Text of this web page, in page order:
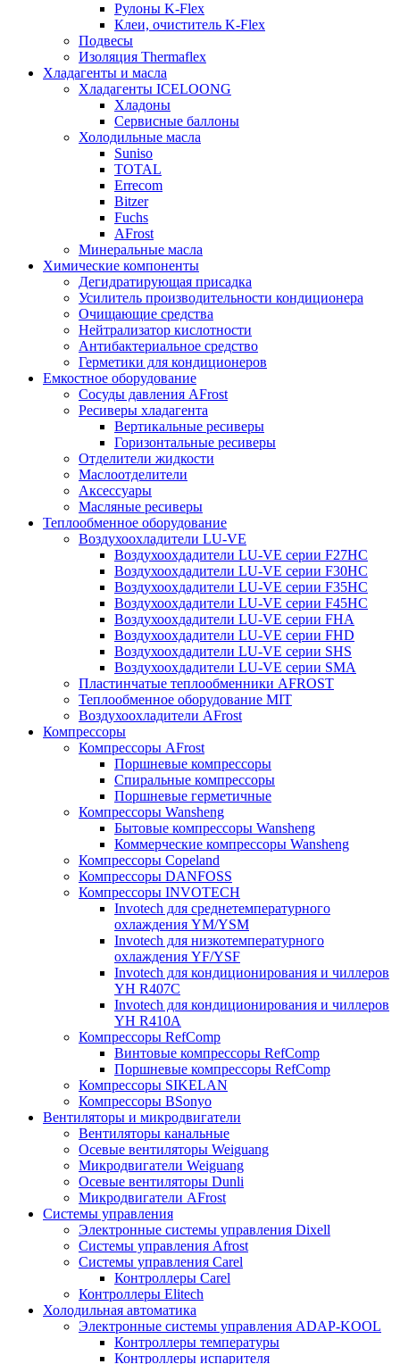
Рулоны K-Flex
Клеи, очиститель K-Flex
Подвесы
Изоляция Thermaflex
Хладагенты и масла
Хладагенты ICELOONG
Хладоны
Сервисные баллоны
Холодильные масла
Suniso
TOTAL
Errecom
Bitzer
Fuchs
AFrost
Минеральные масла
Химические компоненты
Дегидратирующая присадка
Усилитель производительности кондиционера
Очищающие средства
Нейтрализатор кислотности
Антибактериальное средство
Герметики для кондиционеров
Емкостное оборудование
Сосуды давления AFrost
Ресиверы хладагента
Вертикальные ресиверы
Горизонтальные ресиверы
Отделители жидкости
Маслоотделители
Аксессуары
Масляные ресиверы
Теплообменное оборудование
Воздухоохладители LU-VE
Воздухоохдадители LU-VE серии F27HC
Воздухоохдадители LU-VE серии F30HC
Воздухоохдадители LU-VE серии F35HC
Воздухоохдадители LU-VE серии F45HC
Воздухоохдадители LU-VE серии FHA
Воздухоохдадители LU-VE серии FHD
Воздухоохдадители LU-VE серии SHS
Воздухоохдадители LU-VE серии SMA
Пластинчатые теплообменники AFROST
Теплообменное оборудование MIT
Воздухоохладители AFrost
Компрессоры
Компрессоры AFrost
Поршневые компрессоры
Спиральные компрессоры
Поршневые герметичные
Компрессоры Wansheng
Бытовые компрессоры Wansheng
Коммерческие компрессоры Wansheng
Компрессоры Copeland
Компрессоры DANFOSS
Компрессоры INVOTECH
Invotech для среднетемпературного
охлаждения YM/YSM
Invotech для низкотемпературного
охлаждения YF/YSF
Invotech для кондиционирования и чиллеров
YH R407C
Invotech для кондиционирования и чиллеров
YH R410A
Компрессоры RefComp
Винтовые компрессоры RefComp
Поршневые компрессоры RefComp
Компрессоры SIKELAN
Компрессоры BSonyo
Вентиляторы и микродвигатели
Вентиляторы канальные
Осевые вентиляторы Weiguang
Микродвигатели Weiguang
Осевые вентиляторы Dunli
Микродвигатели AFrost
Системы управления
Электронные системы управления Dixell
Системы управления Afrost
Системы управления Carel
Контроллеры Carel
Контроллеры Elitech
Холодильная автоматика
Электронные системы управления ADAP-KOOL
Контроллеры температуры
Контроллеры испарителя